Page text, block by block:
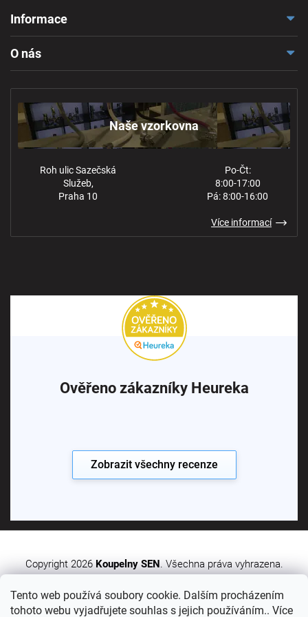
Tento web používá soubory cookie. Dalším procházením
tohoto webu vyjadřujete souhlas s jejich používáním.. Více
Informace
Ochrana osobních údajů
O nás
Naše vzorkovna
Roh ulic Sazečská
Služeb,
Praha 10
Po-Čt:
8:00-17:00
Pá: 8:00-16:00
Více informací
Ověřeno zákazníky Heureka
Zobrazit všechny recenze
Vytvořil Shoptet Premium
Copyright 2026 Koupelny SEN . Všechna práva vyhrazena.